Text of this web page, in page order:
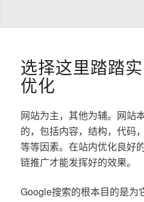
选择这里踏踏
优化
网站为主，其他为辅。网站
的，包括内容，结构，代码
等等因素。在站内优化良好
链推广才能发挥好的效果。
Google搜索的根本目的是为